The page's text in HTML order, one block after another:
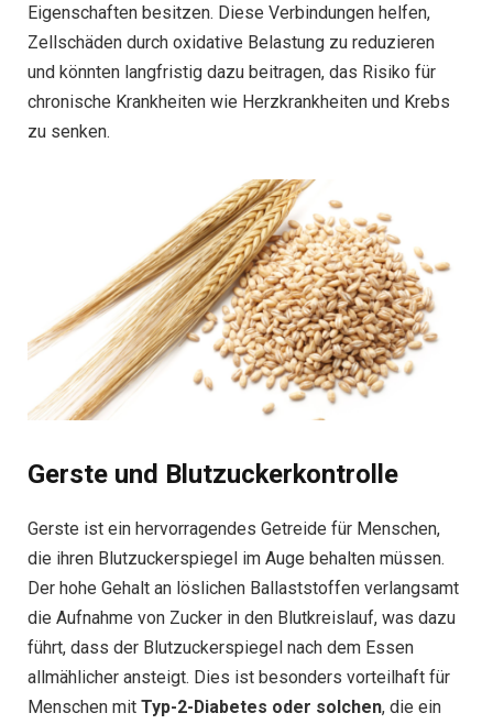
Eigenschaften besitzen. Diese Verbindungen helfen,
Zellschäden durch oxidative Belastung zu reduzieren
und könnten langfristig dazu beitragen, das Risiko für
chronische Krankheiten wie Herzkrankheiten und Krebs
zu senken.
Gerste und Blutzuckerkontrolle
Gerste ist ein hervorragendes Getreide für Menschen,
die ihren Blutzuckerspiegel im Auge behalten müssen.
Der hohe Gehalt an löslichen Ballaststoffen verlangsamt
die Aufnahme von Zucker in den Blutkreislauf, was dazu
führt, dass der Blutzuckerspiegel nach dem Essen
allmählicher ansteigt. Dies ist besonders vorteilhaft für
Menschen mit Typ-2-Diabetes oder solchen, die ein